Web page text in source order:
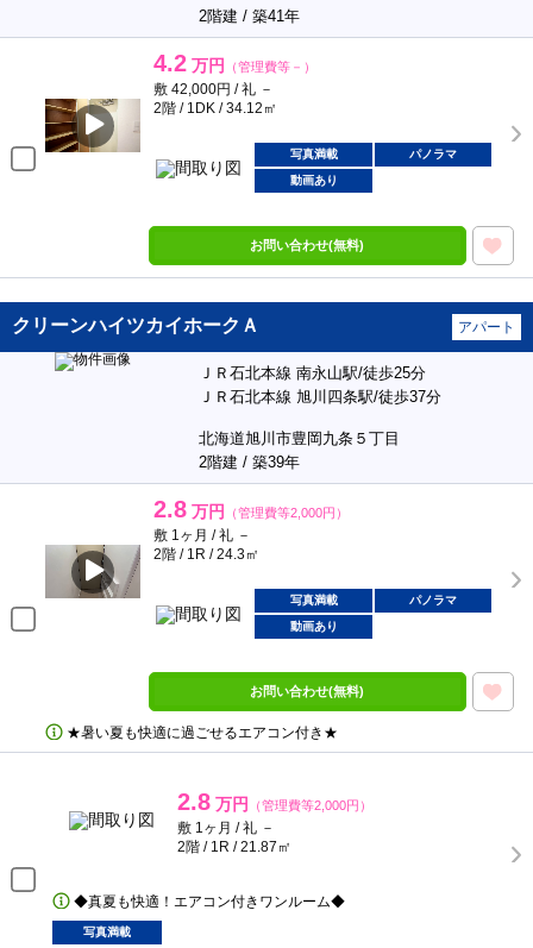
2階建 / 築41年
4.2 万円 （管理費等－）
敷 42,000円 / 礼 －
2階 / 1DK / 34.12㎡
写真満載
パノラマ
動画あり
お問い合わせ(無料)
クリーンハイツカイホークＡ アパート
ＪＲ石北本線 南永山駅/徒歩25分
ＪＲ石北本線 旭川四条駅/徒歩37分
北海道旭川市豊岡九条５丁目
2階建 / 築39年
2.8 万円 （管理費等2,000円）
敷 1ヶ月 / 礼 －
2階 / 1R / 24.3㎡
写真満載
パノラマ
動画あり
お問い合わせ(無料)
★暑い夏も快適に過ごせるエアコン付き★
2.8 万円 （管理費等2,000円）
敷 1ヶ月 / 礼 －
2階 / 1R / 21.87㎡
◆真夏も快適！エアコン付きワンルーム◆
写真満載